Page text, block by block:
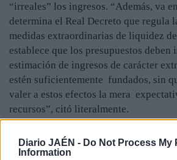
Diario JAÉN - Do Not Process My
Information
“irreales” los ingresos. “Además, va
determina el Real Decreto que regula
medidas extraordinarias de liquidez
establece que los presupuestos deben
estimación de ingresos de carácter
estén suficientemente fundados, sin
valer a estos efectos la mera
recursos”, citó literalmente.
Por su parte, el concejal socialista
culpó al actual equipo de Gobierno de
439 millones de euros en la ciudad.